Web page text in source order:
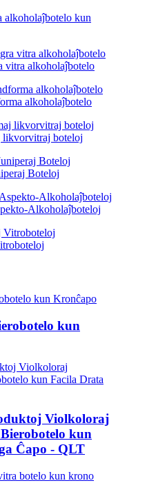
alkoholaĵbotelo kun
vitra alkoholaĵbotelo
alkoholaĵbotelo
likvorvitraj boteloj
Boteloj
Alkoholaĵboteloj
kun
Violkoloraj
kun
Ĉapo - QLT